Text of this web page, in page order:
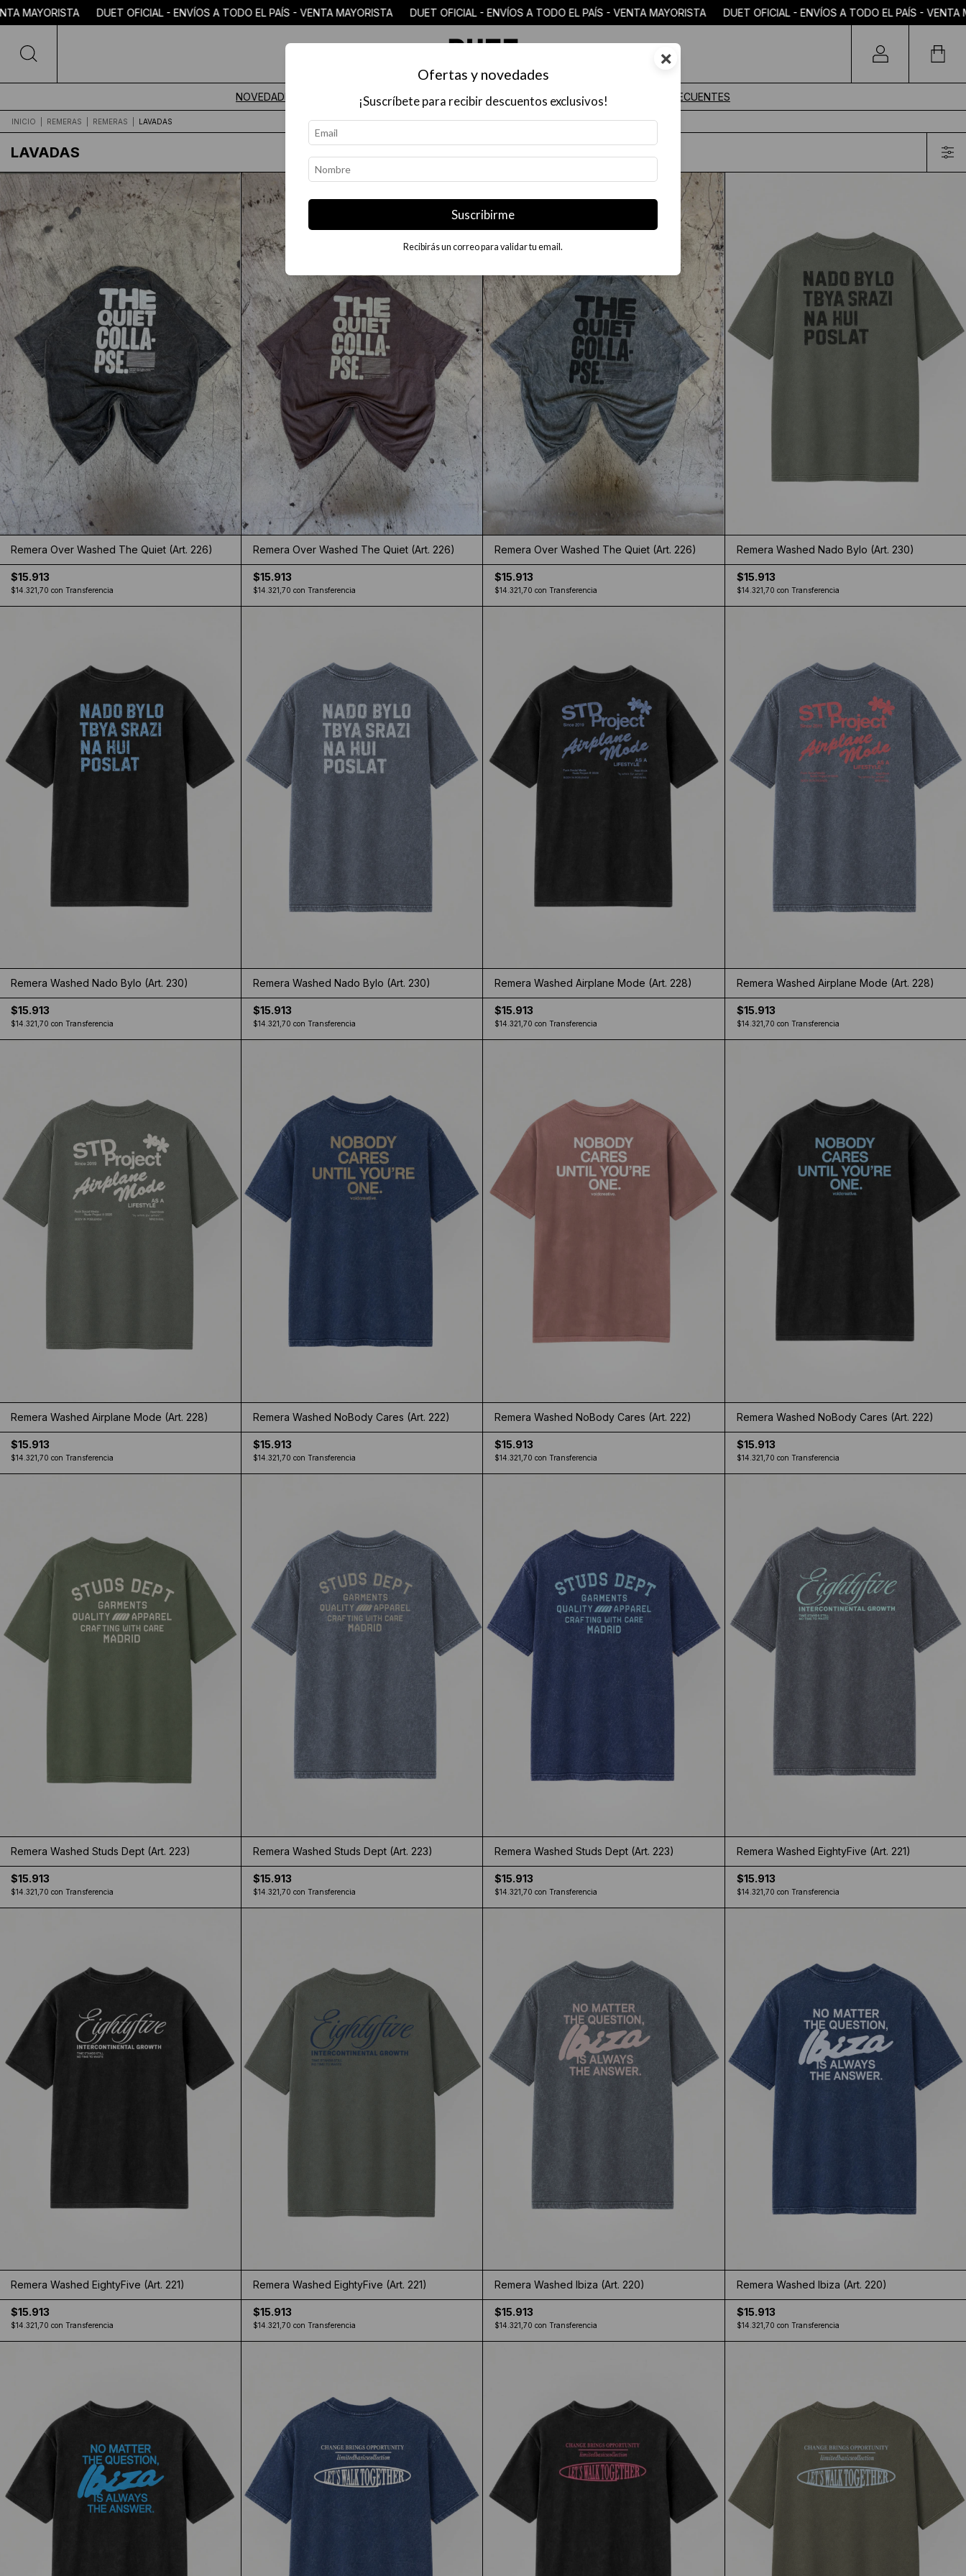
NOVEDADES COLECCIÓN $18.000 O MENOS MAYORISTAS PREGUNTAS FRECUENTES
INICIO REMERAS REMERAS LAVADAS
LAVADAS
Remera Over Washed The Quiet (Art. 226)
$15.913
$14.321,70 con Transferencia
Remera Over Washed The Quiet (Art. 226)
$15.913
$14.321,70 con Transferencia
Remera Over Washed The Quiet (Art. 226)
$15.913
$14.321,70 con Transferencia
Remera Washed Nado Bylo (Art. 230)
$15.913
$14.321,70 con Transferencia
Remera Washed Nado Bylo (Art. 230)
$15.913
$14.321,70 con Transferencia
Remera Washed Nado Bylo (Art. 230)
$15.913
$14.321,70 con Transferencia
Remera Washed Airplane Mode (Art. 228)
$15.913
$14.321,70 con Transferencia
Remera Washed Airplane Mode (Art. 228)
$15.913
$14.321,70 con Transferencia
Remera Washed Airplane Mode (Art. 228)
$15.913
$14.321,70 con Transferencia
Remera Washed NoBody Cares (Art. 222)
$15.913
$14.321,70 con Transferencia
Remera Washed NoBody Cares (Art. 222)
$15.913
$14.321,70 con Transferencia
Remera Washed NoBody Cares (Art. 222)
$15.913
$14.321,70 con Transferencia
Remera Washed Studs Dept (Art. 223)
$15.913
$14.321,70 con Transferencia
Remera Washed Studs Dept (Art. 223)
$15.913
$14.321,70 con Transferencia
Remera Washed Studs Dept (Art. 223)
$15.913
$14.321,70 con Transferencia
Remera Washed EightyFive (Art. 221)
$15.913
$14.321,70 con Transferencia
Remera Washed EightyFive (Art. 221)
$15.913
$14.321,70 con Transferencia
Remera Washed EightyFive (Art. 221)
$15.913
$14.321,70 con Transferencia
Remera Washed Ibiza (Art. 220)
$15.913
$14.321,70 con Transferencia
Remera Washed Ibiza (Art. 220)
$15.913
$14.321,70 con Transferencia
- VENTA MAYORISTA DUET OFICIAL - ENVÍOS A TODO EL PAÍS - VENTA MAYORISTA DUET OFICIAL - ENVÍOS A TODO EL PAÍS - VENTA MAYORISTA DUET OFICIAL - ENVÍOS A TODO
×
Ofertas y novedades
¡Suscríbete para recibir descuentos exclusivos!
Suscribirme
Recibirás un correo para validar tu email.